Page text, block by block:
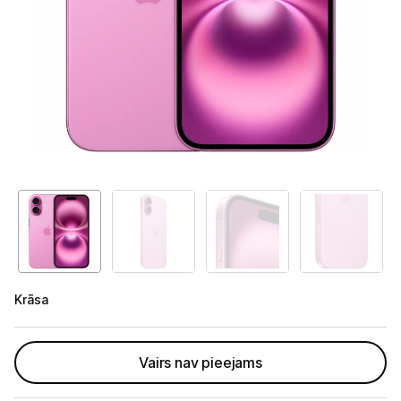
Telefoni, planšetdatori
Telefoni un aksesuāri
Mobilie telefoni un viedtālruņi
Telefona vāciņi un maciņi
Atmiņas kartes
Akumulatori (Power bank)
Lādētāji, kabeļi un adapteri
Brīvroku austiņas
Krāsa
Vairs nav pieejams